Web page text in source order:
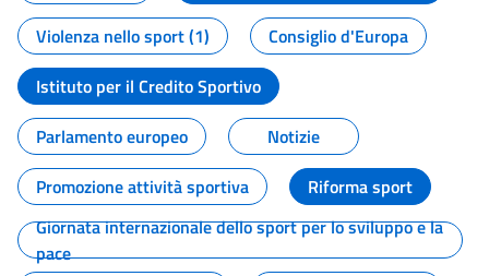
Violenza nello sport (1)
Consiglio d'Europa
Istituto per il Credito Sportivo
Parlamento europeo
Notizie
Promozione attività sportiva
Riforma sport
Giornata internazionale dello sport per lo sviluppo e la
pace